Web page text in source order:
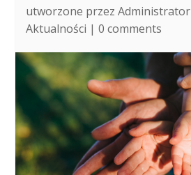
utworzone przezAdministrator
Aktualności |0 comments